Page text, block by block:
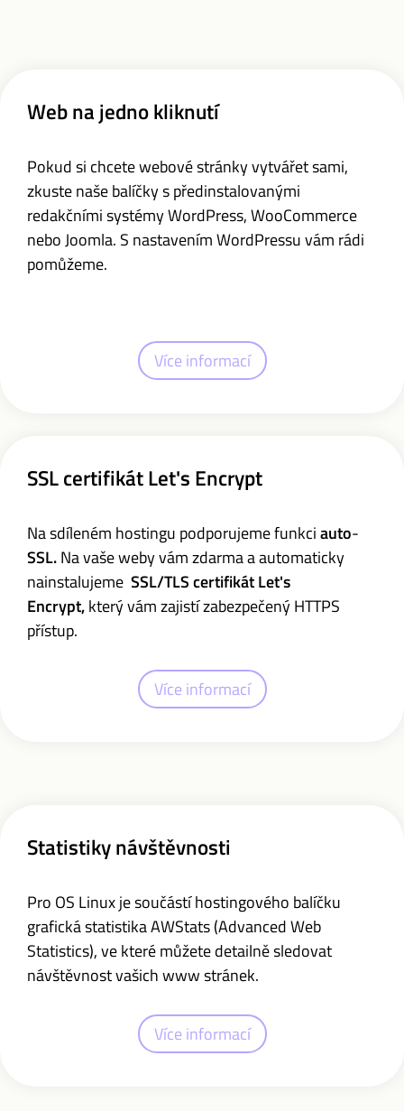
Web na jedno kliknutí
Pokud si chcete webové stránky vytvářet sami,
zkuste naše balíčky s předinstalovanými
redakčními systémy WordPress,WooCommerce
neboJoomla. S nastavením WordPressu vám rádi
pomůžeme.
Více informací
SSL certifikát Let's Encrypt
Na sdíleném hostingu podporujeme funkciauto-
SSL.Na vaše webyvám zdarma a automaticky
nainstalujeme SSL/TLS certifikát Let's
Encrypt,který vám zajistí zabezpečený HTTPS
přístup.
Více informací
Statistiky návštěvnosti
Pro OS Linux je součástí hostingového balíčku
grafická statistika AWStats (Advanced Web
Statistics), ve které můžete detailně sledovat
návštěvnost vašich www stránek.
Více informací